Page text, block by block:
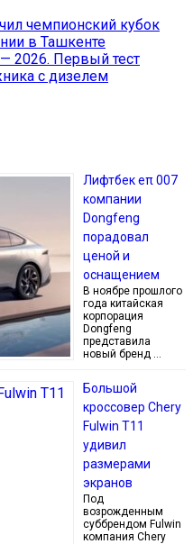
чемпионский кубок
в Ташкенте
2026. Первый тест
с дизелем
Лифтбек eπ 007
компании
Dongfeng
порадовал
ценой и
оснащением
В ноябре прошлого
года китайская
корпорация
Dongfeng
представила
новый бренд …
Большой
кроссовер Chery
Fulwin T11
удивил
размерами
экранов
Под
возрожденным
суббрендом Fulwin
компания Chery